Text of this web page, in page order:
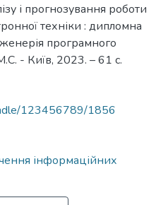
і прогнозування роботи
техніки : дипломна
програмного
- Київ, 2023. – 61 с.
123456789/1856
інформаційних